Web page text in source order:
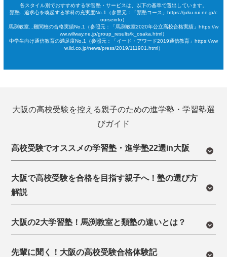
各スタイル別でおすすめする学習塾・サービスは、以下の基準で選出しています。
類塾...追求心を喚起する学科の充実度No.1（参照元：「類塾コース」https://juku.rui.ne.jp/c
ourseinfo）
馬渕教室...難関校の合格実績No.1（参照元：「馬渕教室2020年公立高校合格実績」https://w
ww.willway.ne.jp/group_results/k_osaka.html）
中学生向け通信教育の満足度No.1（参照元：「イード・アワード2019通信教育」https://ww
w.iid.co.jp/news/press/2019/111901.html）
大阪の高校受験を控える親子のための進学塾・学習塾選
びガイド
高校受験でオススメの学習塾・進学塾22選in大阪
大阪で高校受験を合格を目指す親子へ！塾の選び方
解説
大阪の2大学習塾！馬渕教室と類塾の違いとは？
先輩に聞く！大阪の高校受験合格体験記